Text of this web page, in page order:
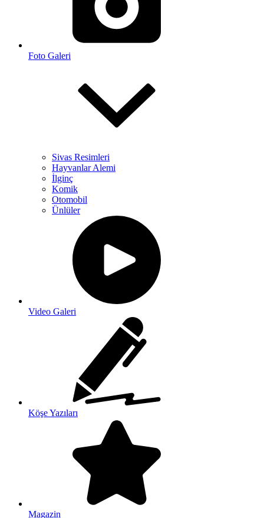
Foto Galeri
Sivas Resimleri
Hayvanlar Alemi
İlginç
Komik
Otomobil
Ünlüler
Video Galeri
Köşe Yazıları
Magazin